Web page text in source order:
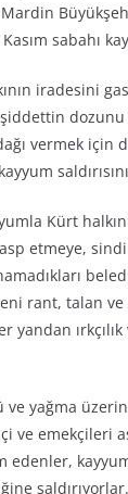
Mardin
sabahı
iradesini
şiddettin
vermek için
Kürt
etmeye,
rant, talan ve
yandan
ve yağma
ve emekçileri
edenler,